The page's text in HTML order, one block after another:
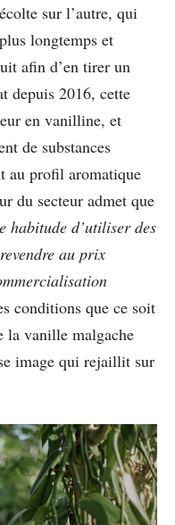
sur l’autre, qui
longtemps et
afin d’en tirer un
depuis 2016, cette
en vanilline, et
de substances
au profil aromatique
du secteur admet que
habitude d’utiliser des
au prix
conditions que ce soit
la vanille malgache
image qui rejaillit sur